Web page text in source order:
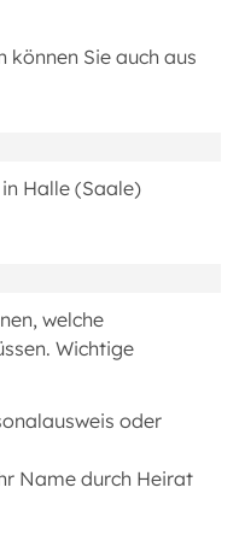
können Sie auch aus
Halle (Saale)
welche
Wichtige
oder
Name durch Heirat